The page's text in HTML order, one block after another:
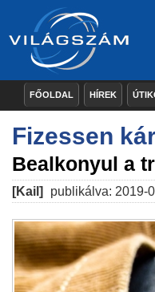
FŐOLDAL HÍREK
Fizessen
Bealkonyul a
[Kail] publikálva: 2019-